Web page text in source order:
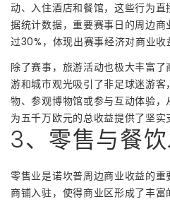
动、入住酒店和餐馆，这些行为
据统计数据，重要赛事日的周边
过30%，体现出赛事经济对商业收
除了赛事，旅游活动也极大丰富
游和城市观光吸引了非足球迷游
物、参观博物馆或参与互动体验，
为五千万欧元的总收益提供了坚实
3、零售与餐
零售业是诺坎普周边商业收益的
商铺入驻，使得商业区形成了丰